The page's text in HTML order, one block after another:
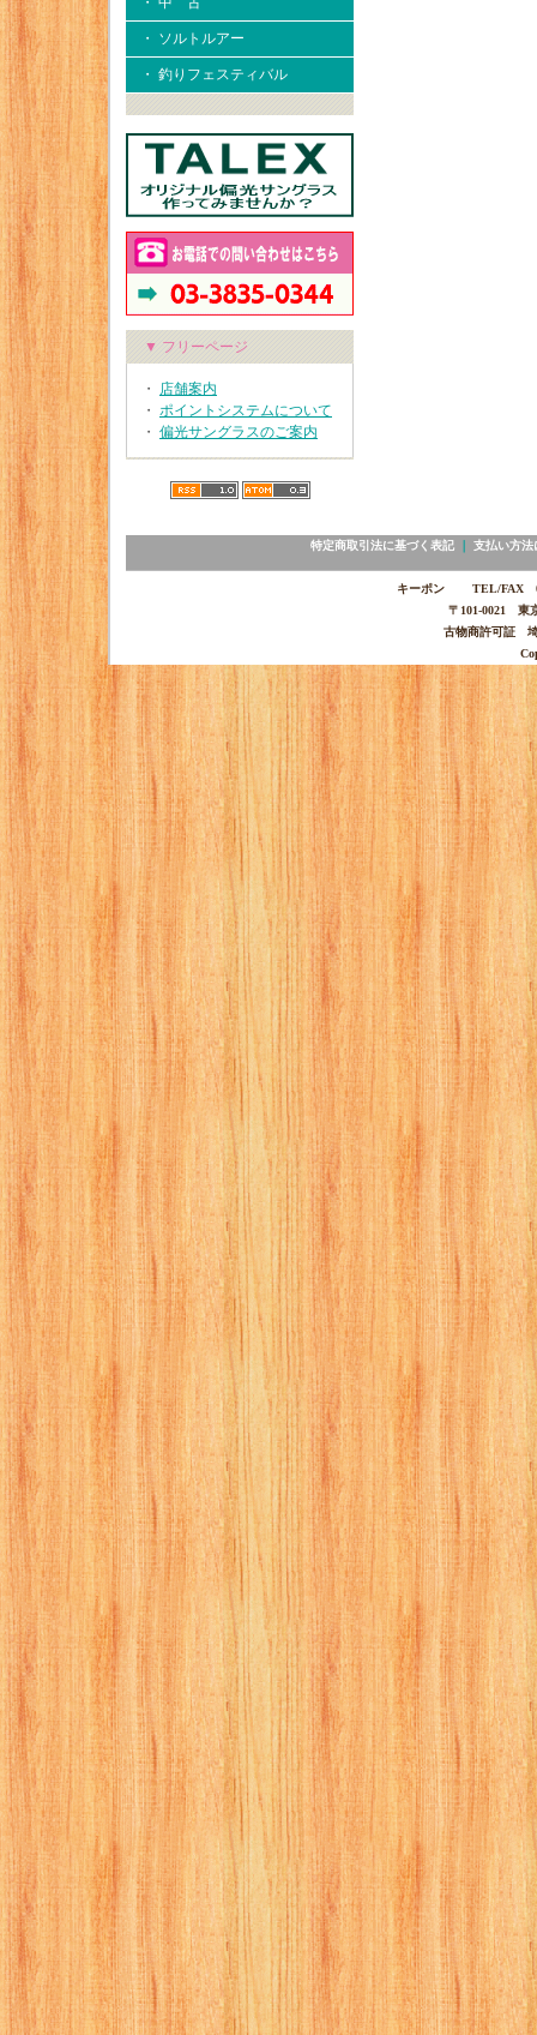
・ ソルトルアー
・ 釣りフェスティバル
▼ フリーページ
・ 店舗案内
・ ポイントシステムについて
・ 偏光サングラスのご案内
特定商取引法に基づく表記｜ 支払い方法
キーポン TEL/FAX
〒101-0021 東
古物商許可証